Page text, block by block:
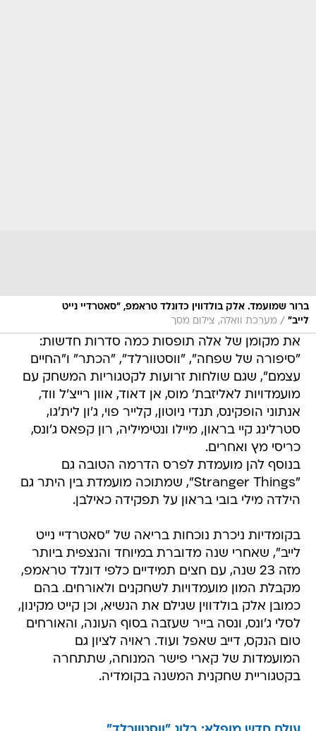
ברור שמועמד. אלק בולדווין כדונלד טראמפ, "סאטרדיי נייט
לייב" / מערכת וואלה, צילום מסך
את מקומן של אלה תופסות כמה סדרות חדשות:
"סיפורה של שפחה", "ווסטוורלד", "הכתר" ו"החיים
עצמם", שגם שולחות זרועות לקטגוריות המשחק עם
מועמדויות לאליזבת' מוס, אן דאוד, אוון רייצ'ל ווד,
אנתוני הופקינס, תנדי ניוטון, קלייר פוי, ג'ון לית'גו,
סטרלינג קיי בראון, מיילו ונטימיליה, רון קפאס ג'ונס,
כריסי מץ ואחרים.
בנוסף להן מועמדת לפרס הדרמה הטובה גם
"Stranger Things", שמתוכה מועמדת בין היתר גם
הילדה מילי בובי בראון על תפקידה כאילבן.
בקומדיות ניכרת נוכחות בריאה של "סאטרדיי נייט
לייב", שאחרי שנה מדוברת במיוחד והנצפית ביותר
מזה 23 שנה, עם חצים תמידיים כלפי דונלד טראמפ,
מקבלת המון מועמדויות לשחקנים ולאורחים. בהם
כמובן אלק בולדווין שגילם את הנשיא, וכן קייט מקינון,
לסלי ג'ונס, ונסה בייר שעזבה בסוף העונה, והאורחים
טום הנקס, דייב שאפל ועוד. ראויה לציון גם
המועמדות של קארי פישר המנוחה, שתתחרה
בקטגוריית שחקנית המשנה בקומדיה.